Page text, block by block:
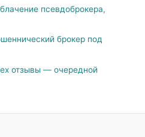
псевдоброкера,
брокер под
отзывы — очередной